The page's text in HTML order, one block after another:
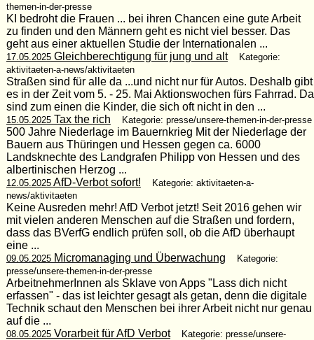
themen-in-der-presse
KI bedroht die Frauen ... bei ihren Chancen eine gute Arbeit
zu finden und den Männern geht es nicht viel besser. Das
geht aus einer aktuellen Studie der Internationalen ...
17.05.2025Gleichberechtigung für jung und alt
Kategorie:
aktivitaeten-a-news/aktivitaeten
Straßen sind für alle da ...und nicht nur für Autos. Deshalb gibt
es in der Zeit vom 5. - 25. Mai Aktionswochen fürs Fahrrad. Da
sind zum einen die Kinder, die sich oft nicht in den ...
15.05.2025Tax the rich Kategorie: presse/unsere-themen-in-der-presse
500 Jahre Niederlage im Bauernkrieg Mit der Niederlage der
Bauern aus Thüringen und Hessen gegen ca. 6000
Landsknechte des Landgrafen Philipp von Hessen und des
albertinischen Herzog ...
12.05.2025AfD-Verbot sofort!
Kategorie: aktivitaeten-a-
news/aktivitaeten
Keine Ausreden mehr! AfD Verbot jetzt! Seit 2016 gehen wir
mit vielen anderen Menschen auf die Straßen und fordern,
dass das BVerfG endlich prüfen soll, ob die AfD überhaupt
eine ...
09.05.2025Micromanaging und Überwachung
Kategorie:
presse/unsere-themen-in-der-presse
ArbeitnehmerInnen als Sklave von Apps "Lass dich nicht
erfassen" - das ist leichter gesagt als getan, denn die digitale
Technik schaut den Menschen bei ihrer Arbeit nicht nur genau
auf die ...
08.05.2025Vorarbeit für AfD Verbot
Kategorie: presse/unsere-